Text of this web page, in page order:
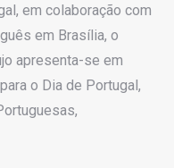
em colaboração com
em Brasília, o
apresenta-se em
o Dia de Portugal,